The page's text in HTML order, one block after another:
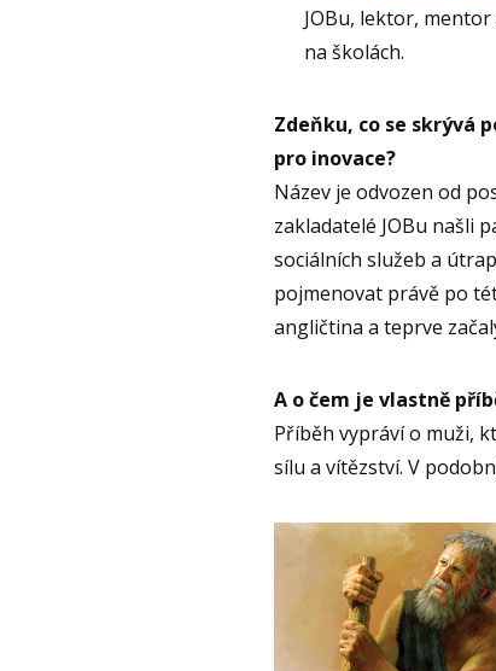
JOBu, lektor,
na školách.
Zdeňku, co se skrývá
pro inovace?
Název je odvozen od
zakladatelé JOBu našli
sociálních služeb a
pojmenovat právě po
angličtina a teprve
A o čem je vlastně
Příběh vypráví o muži,
sílu a vítězství. V